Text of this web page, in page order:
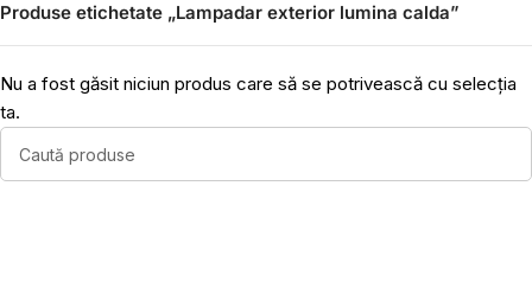
Produse etichetate „Lampadar exterior lumina calda”
Nu a fost găsit niciun produs care să se potrivească cu selecția
ta.